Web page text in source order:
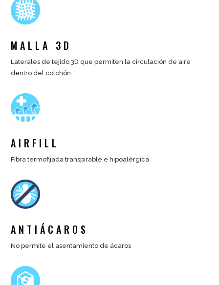
MALLA 3D
Laterales de tejido 3D que permiten la circulación de aire
dentro del colchón
AIRFILL
Fibra termofijada transpirable e hipoalérgica
ANTIÁCAROS
No permite el asentamiento de ácaros